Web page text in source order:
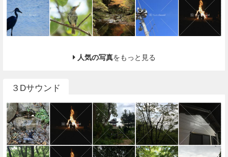
人気の写真をもっと見る
３Dサウンド